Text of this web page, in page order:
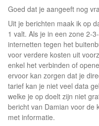
Goed dat je aangeeft nog
Uit je berichten maak ik op
1 valt. Als je in een zone 2-
internetten tegen het
voor verdere kosten uit
enkel het verbinden of
ervoor kan zorgen dat je
tarief kan je niet veel data
welke je op doelt zijn niet
bericht van Damian voor de
met informatie.